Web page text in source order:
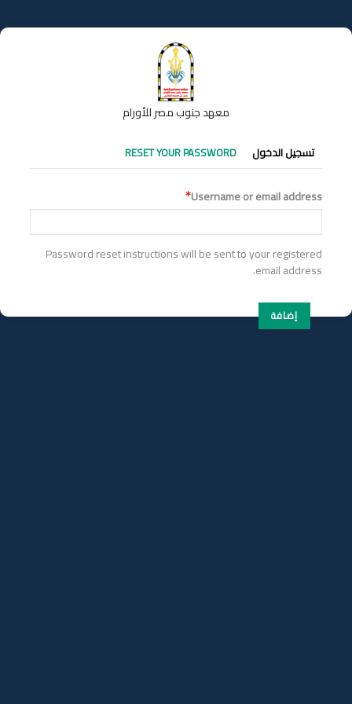
إلى
المحتوى
معهد جنوب مصر للأورام
التبويبات
الأساسية
تسجيل الدخول RESET YOUR PASSWORD
Username or email address
Password reset instructions will be sent to your registered
email address.